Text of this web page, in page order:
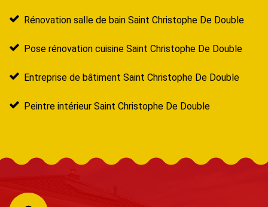
Rénovation salle de bain Saint Christophe De Double
Pose rénovation cuisine Saint Christophe De Double
Entreprise de bâtiment Saint Christophe De Double
Peintre intérieur Saint Christophe De Double